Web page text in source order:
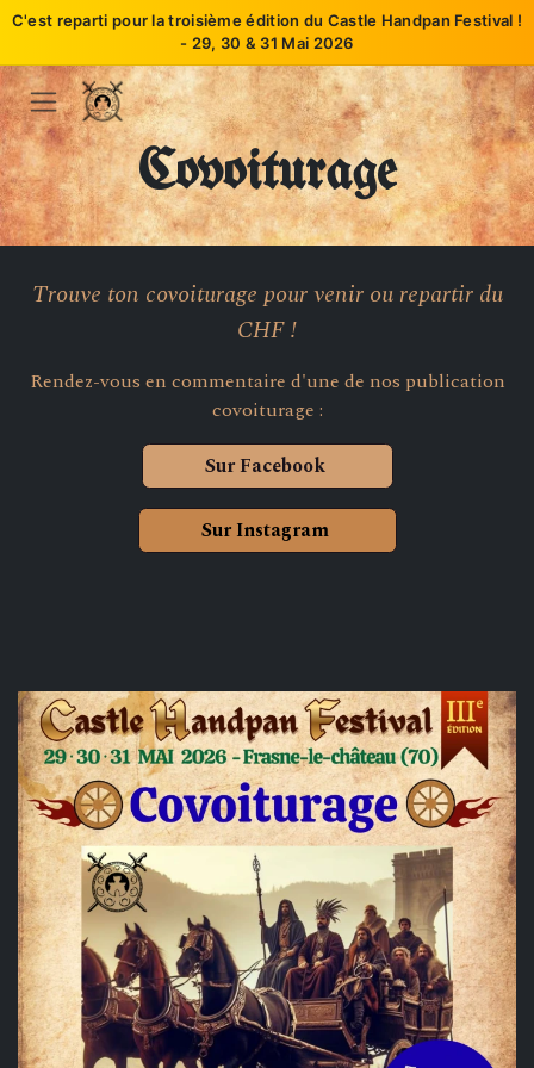
C'est reparti pour la troisième édition du Castle Handpan Festival !
- 29, 30 & 31 Mai 2026
Se rendre au contenu
Covoiturage
Trouve ton covoiturage pour venir ou repartir du
CHF !
Rendez-vous en commentaire d'une de nos publication
covoiturage :
Sur Facebook
Sur Instagram